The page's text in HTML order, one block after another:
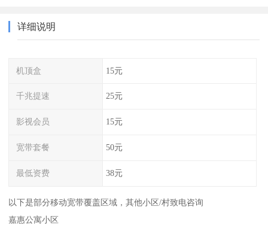
详细说明
机顶盒 15元
千兆提速 25元
影视会员 15元
宽带套餐 50元
最低资费 38元
以下是部分移动宽带覆盖区域，其他小区/村致电咨询
嘉惠公寓小区